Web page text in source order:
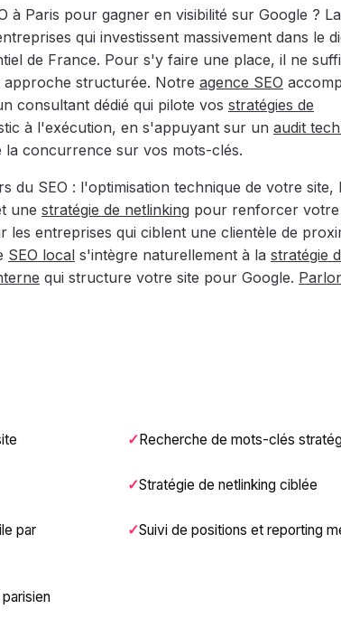
à Paris pour gagner en visibilité sur Google ? La
qui investissent massivement dans le
de France. Pour s'y faire une place, il ne
structurée. Notre agence SEO
consultant dédié qui pilote vos stratégies de
à l'exécution, en s'appuyant sur un audit
la concurrence sur vos mots-clés.
du SEO : l'optimisation technique de votre site,
une stratégie de netlinking pour renforcer votre
les entreprises qui ciblent une clientèle de
SEO local s'intègre naturellement à la stratégie
qui structure votre site pour Google.
Recherche de mots-clés
Stratégie de netlinking ciblée
par
Suivi de positions et reporting